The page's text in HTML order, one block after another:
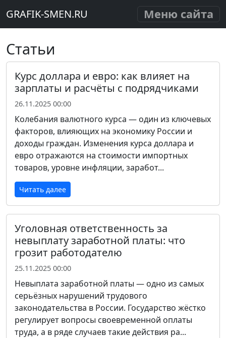
GRAFIK-SMEN.RU Меню сайта
Статьи
Курс доллара и евро: как влияет на
зарплаты и расчёты с подрядчиками
26.11.2025 00:00
Колебания валютного курса — один из ключевых
факторов, влияющих на экономику России и
доходы граждан. Изменения курса доллара и
евро отражаются на стоимости импортных
товаров, уровне инфляции, заработ...
Читать далее
Уголовная ответственность за
невыплату заработной платы: что
грозит работодателю
25.11.2025 00:00
Невыплата заработной платы — одно из самых
серьёзных нарушений трудового
законодательства в России. Государство жёстко
регулирует вопросы своевременной оплаты
труда, а в ряде случаев такие действия ра...